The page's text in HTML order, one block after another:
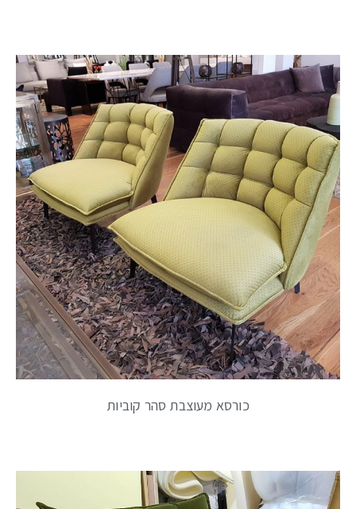
כורסא מעוצבת סהר קוביות